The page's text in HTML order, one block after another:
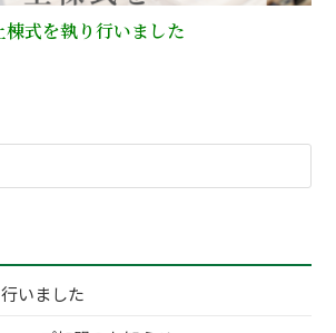
棟式を執り行いました
いました